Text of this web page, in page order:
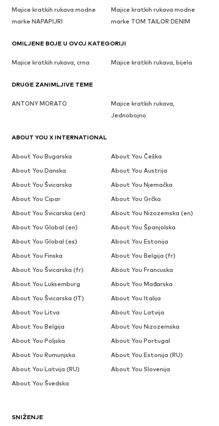
SNIŽENJE
Majice kratkih rukava modne
marke NAPAPIJRI
Majice kratkih rukava modne
marke TOM TAILOR DENIM
OMILJENE BOJE U OVOJ KATEGORIJI
Majice kratkih rukava, crna Majice kratkih rukava, bijela
DRUGE ZANIMLJIVE TEME
ANTONY MORATO
Majice kratkih rukava,
Jednobojno
ABOUT YOU X INTERNATIONAL
About You Bugarska
About You Češka
About You Danska
About You Austrija
About You Švicarska
About You Njemačka
About You Cipar
About You Grčka
About You Švicarska (en)
About You Nizozemska (en)
About You Global (en)
About You Španjolska
About You Global (es)
About You Estonija
About You Finska
About You Belgija (fr)
About You Švicarska (fr)
About You Francuska
About You Luksemburg
About You Mađarska
About You Švicarska (IT)
About You Italija
About You Litva
About You Latvija
About You Belgija
About You Nizozemska
About You Poljska
About You Portugal
About You Rumunjska
About You Estonija (RU)
About You Latvija (RU)
About You Slovenija
About You Švedska